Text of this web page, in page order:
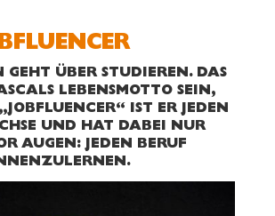
GEHT ÜBER STUDIEREN. DAS
LEBENSMOTTO SEIN,
IST ER JEDEN
UND HAT DABEI NUR
AUGEN: JEDEN BERUF